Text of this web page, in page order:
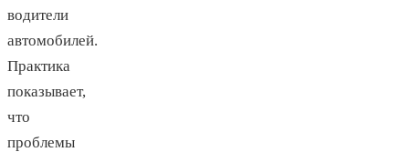
водители
автомобилей.
Практика
показывает,
что
проблемы